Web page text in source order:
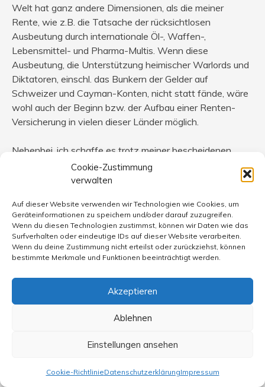
Cookie-Zustimmung
verwalten
Auf dieser Website verwenden wir Technologien wie Cookies, um
Geräteinformationen zu speichern und/oder darauf zuzugreifen.
Wenn du diesen Technologien zustimmst, können wir Daten wie das
Surfverhalten oder eindeutige IDs auf dieser Website verarbeiten.
Wenn du deine Zustimmung nicht erteilst oder zurückziehst, können
bestimmte Merkmale und Funktionen beeinträchtigt werden.
Akzeptieren
Ablehnen
Einstellungen ansehen
Cookie-RichtlinieDatenschutzerklärungImpressum
Welt hat ganz andere Dimensionen, als die meiner
Rente, wie z.B. die Tatsache der rücksichtlosen
Ausbeutung durch internationale Öl-, Waffen-,
Lebensmittel- und Pharma-Multis. Wenn diese
Ausbeutung, die Unterstützung heimischer Warlords und
Diktatoren, einschl. das Bunkern der Gelder auf
Schweizer und Cayman-Konten, nicht statt fände, wäre
wohl auch der Beginn bzw. der Aufbau einer Renten-
Versicherung in vielen dieser Länder möglich.
Nebenbei, ich schaffe es trotz meiner bescheidenen
Rente von 1070 Euro brutto trotzdem, für Ärzte ohne
Grenzen, Greenpeace, Attac und andere Orgas mehr
Motto: Global denken, lokal handeln, mich in der hiesigen
lokalen Agenda 21 seit 12 Jahren zu engagieren. Ich
achte auf Siegel auf Produkten, FST, Transfair usw. und
habe vom kleinen Angesparten 200 Euro für Haiti
abgehoben – und Sie?
30. Mai 2010 um 18:11 Uhr